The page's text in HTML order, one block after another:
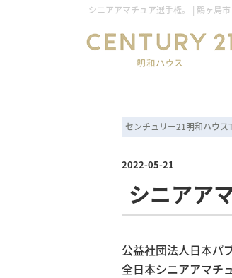
センチュリー21明和ハウス
2022-05-21
シニアア
公益社団法人日本パ
全日本シニアアマチ